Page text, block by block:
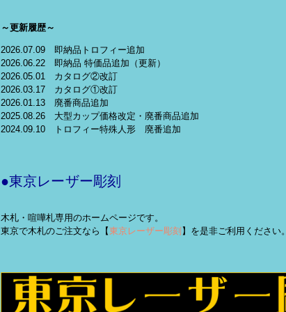
～更新履歴～
2026.07.09 即納品トロフィー追加
2026.06.22 即納品 特価品追加（更新）
2026.05.01 カタログ②改訂
2026.03.17 カタログ①改訂
2026.01.13 廃番商品追加
2025.08.26 大型カップ価格改定・廃番商品追加
2024.09.10 トロフィー特殊人形 廃番追加
●東京レーザー彫刻
木札・喧嘩札専用のホームページです。
東京で木札のご注文なら【東京レーザー彫刻】を是非ご利用ください。